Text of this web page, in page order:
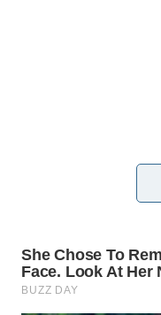
Abaixo, umvídeo